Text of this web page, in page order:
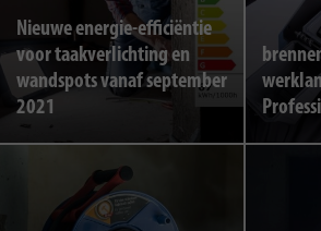
Nieuwe energie-efficiëntie
voor taakverlichting en
wandspots vanaf september
2021